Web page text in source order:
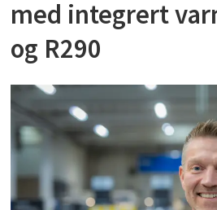
med integrert
og R290